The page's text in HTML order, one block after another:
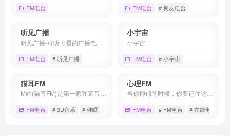
FM电台 FM电台 # 良友电台
听见广播
FM电台 # 听见广播
小宇宙
小宇宙
FM电台 # 小宇宙
猫耳FM
FM电台 # 3D音乐 # 催眠
心理FM
FM电台 # FM电台 # 在线电台